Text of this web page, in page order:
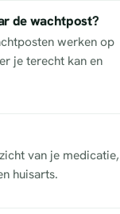
de wachtpost?
werken op
je terecht kan en
van je medicatie,
huisarts.